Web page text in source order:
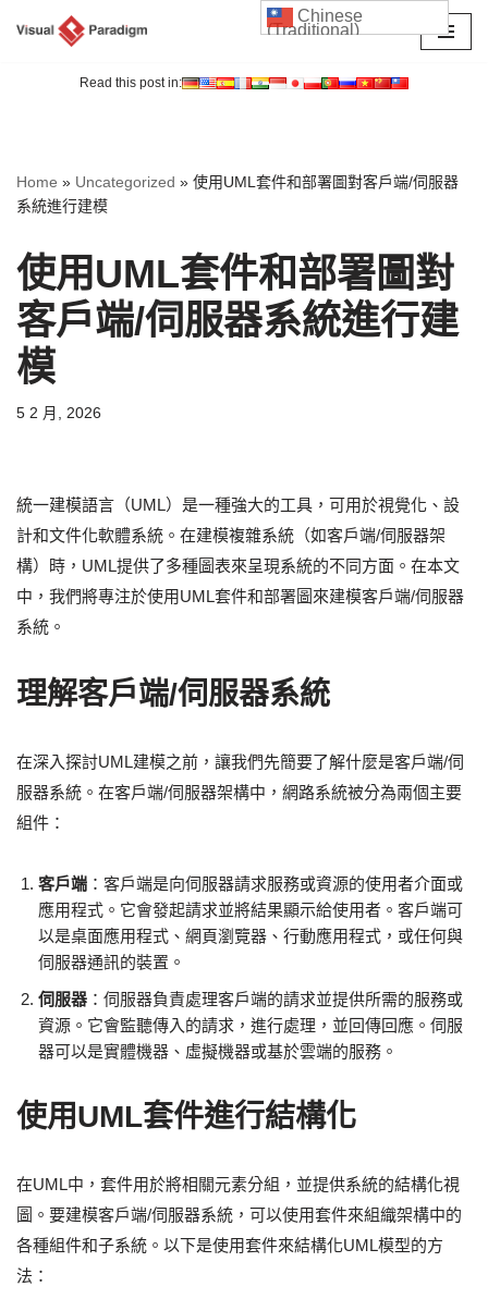
Read this post in:
Home » Uncategorized » 使用UML套件和部署圖對客戶端/伺服器
系統進行建模
使用UML套件和部署圖對
客戶端/伺服器系統進行建
模
5 2 月, 2026
統一建模語言（UML）是一種強大的工具，可用於視覺化、設
計和文件化軟體系統。在建模複雜系統（如客戶端/伺服器架
構）時，UML提供了多種圖表來呈現系統的不同方面。在本文
中，我們將專注於使用UML套件和部署圖來建模客戶端/伺服器
系統。
理解客戶端/伺服器系統
在深入探討UML建模之前，讓我們先簡要了解什麼是客戶端/伺
服器系統。在客戶端/伺服器架構中，網路系統被分為兩個主要
組件：
客戶端 ：客戶端是向伺服器請求服務或資源的使用者介面或
應用程式。它會發起請求並將結果顯示給使用者。客戶端可
以是桌面應用程式、網頁瀏覽器、行動應用程式，或任何與
伺服器通訊的裝置。
伺服器 ：伺服器負責處理客戶端的請求並提供所需的服務或
資源。它會監聽傳入的請求，進行處理，並回傳回應。伺服
器可以是實體機器、虛擬機器或基於雲端的服務。
使用UML套件進行結構化
在UML中，套件用於將相關元素分組，並提供系統的結構化視
圖。要建模客戶端/伺服器系統，可以使用套件來組織架構中的
各種組件和子系統。以下是使用套件來結構化UML模型的方
法：
Chinese
(Traditional)